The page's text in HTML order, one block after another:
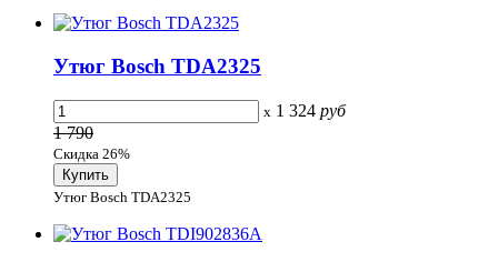
Утюг Bosch TDA2325
x 1 324 руб
1 790
Скидка 26%
Утюг Bosch TDA2325